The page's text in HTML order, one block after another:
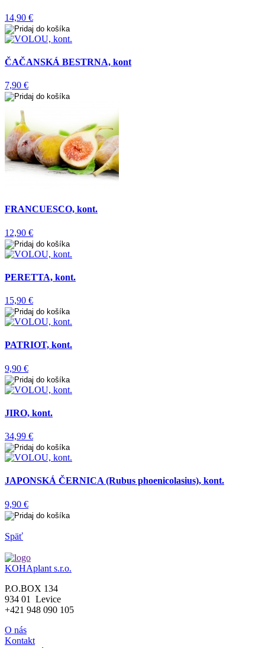
14,90 €
ČAČANSKÁ BESTRNA, kont
7,90 €
FRANCUESCO, kont.
12,90 €
PERETTA, kont.
15,90 €
PATRIOT, kont.
9,90 €
JIRO, kont.
34,99 €
JAPONSKÁ ČERNICA (Rubus phoenicolasius), kont.
9,90 €
Späť
KOHAplant s.r.o.
P.O.BOX 134
934 01 Levice
+421 948 090 105
O nás
Kontakt